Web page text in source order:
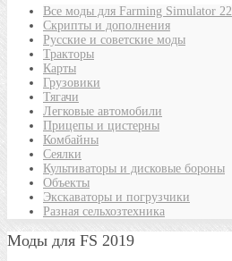
Все моды для Farming Simulator 22
Скрипты и дополнения
Русские и советские моды
Тракторы
Карты
Грузовики
Тягачи
Легковые автомобили
Прицепы и цистерны
Комбайны
Сеялки
Культиваторы и дисковые бороны
Объекты
Экскаваторы и погрузчики
Разная сельхозтехника
Моды для FS 2019